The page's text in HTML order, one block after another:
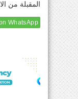
المقبلة من
WhatsApp